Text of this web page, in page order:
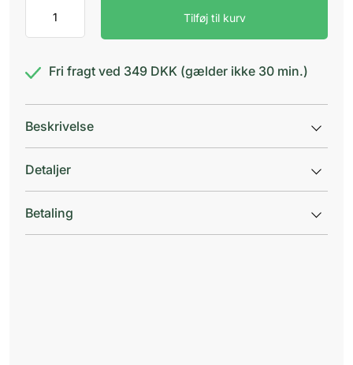
Vitalitet
Tilføj til kurv
Fri fragt ved 349 DKK (gælder ikke 30 min.)
Beskrivelse
Detaljer
Betaling